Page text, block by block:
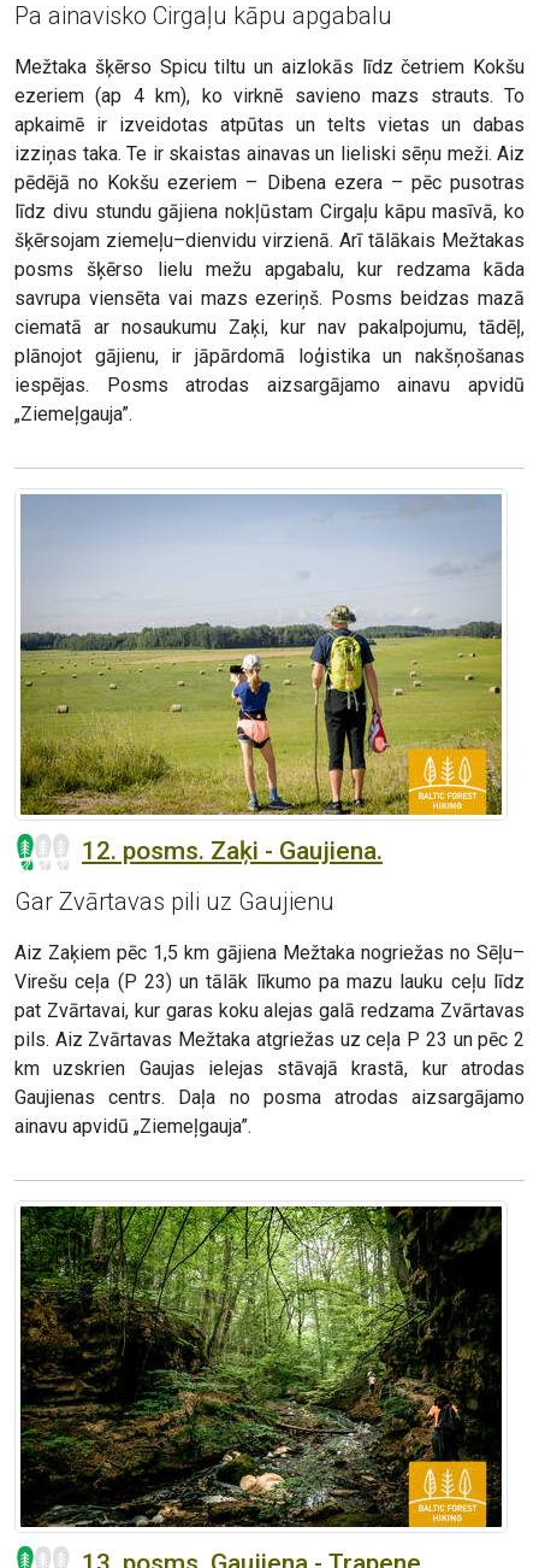
Pa ainavisko Cirgaļu kāpu apgabalu
Mežtaka šķērso Spicu tiltu un aizlokās līdz četriem Kokšu
ezeriem (ap 4 km), ko virknē savieno mazs strauts. To
apkaimē ir izveidotas atpūtas un telts vietas un dabas
izziņas taka. Te ir skaistas ainavas un lieliski sēņu meži. Aiz
pēdējā no Kokšu ezeriem – Dibena ezera – pēc pusotras
līdz divu stundu gājiena nokļūstam Cirgaļu kāpu masīvā, ko
šķērsojam ziemeļu–dienvidu virzienā. Arī tālākais Mežtakas
posms šķērso lielu mežu apgabalu, kur redzama kāda
savrupa viensēta vai mazs ezeriņš. Posms beidzas mazā
ciematā ar nosaukumu Zaķi, kur nav pakalpojumu, tādēļ,
plānojot gājienu, ir jāpārdomā loģistika un nakšņošanas
iespējas. Posms atrodas aizsargājamo ainavu apvidū
„Ziemeļgauja”.
12. posms. Zaķi - Gaujiena.
Gar Zvārtavas pili uz Gaujienu
Aiz Zaķiem pēc 1,5 km gājiena Mežtaka nogriežas no Sēļu–
Virešu ceļa (P 23) un tālāk līkumo pa mazu lauku ceļu līdz
pat Zvārtavai, kur garas koku alejas galā redzama Zvārtavas
pils. Aiz Zvārtavas Mežtaka atgriežas uz ceļa P 23 un pēc 2
km uzskrien Gaujas ielejas stāvajā krastā, kur atrodas
Gaujienas centrs. Daļa no posma atrodas aizsargājamo
ainavu apvidū „Ziemeļgauja”.